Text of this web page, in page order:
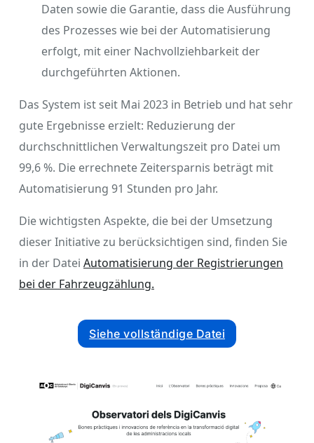
Daten sowie die Garantie, dass die Ausführung
des Prozesses wie bei der Automatisierung
erfolgt, mit einer Nachvollziehbarkeit der
durchgeführten Aktionen.
Das System ist seit Mai 2023 in Betrieb und hat sehr
gute Ergebnisse erzielt: Reduzierung der
durchschnittlichen Verwaltungszeit pro Datei um
99,6 %. Die errechnete Zeitersparnis beträgt mit
Automatisierung 91 Stunden pro Jahr.
Die wichtigsten Aspekte, die bei der Umsetzung
dieser Initiative zu berücksichtigen sind, finden Sie
in der Datei Automatisierung der Registrierungen
bei der Fahrzeugzählung.
Siehe vollständige Datei